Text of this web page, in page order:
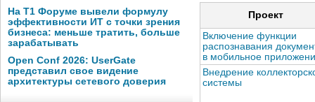
На Т1 Форуме вывели формулу
эффективности ИТ с точки зрения
бизнеса: меньше тратить, больше
зарабатывать
Open Conf 2026: UserGate
представил свое видение
архитектуры сетевого доверия
Проект
Включение функции
распознавания
в мобильное
Внедрение
системы